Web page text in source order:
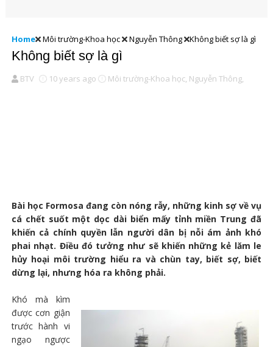
Home Môi trường-Khoa học Nguyễn Thông Không biết sợ là gì
Không biết sợ là gì
BTV 10 years ago Môi trường-Khoa học, Nguyễn Thông,
Bài học Formosa đang còn nóng rẫy, những kinh sợ về vụ
cá chết suốt một dọc dài biển mấy tỉnh miền Trung đã
khiến cả chính quyền lẫn người dân bị nỗi ám ảnh khó
phai nhạt. Điều đó tưởng như sẽ khiến những kẻ lăm le
hủy hoại môi trường hiểu ra và chùn tay, biết sợ, biết
dừng lại, nhưng hóa ra không phải.
Khó mà kìm
được cơn giận
trước hành vi
ngạo ngược